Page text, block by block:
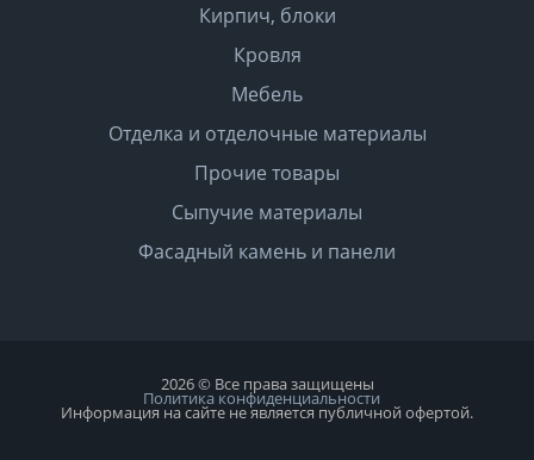
Кирпич, блоки
Кровля
Мебель
Отделка и отделочные материалы
Прочие товары
Сыпучие материалы
Фасадный камень и панели
2026 © Все права защищены
Политика конфиденциальности
Информация на сайте не является публичной офертой.